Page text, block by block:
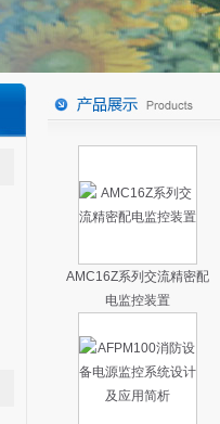
AMC16Z系列交流精密配
电监控装置